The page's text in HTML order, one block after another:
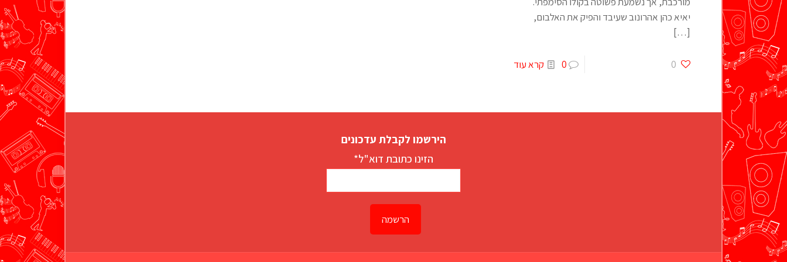
יאיא כהן אהרונוב שעיבד והפיק את האלבום,
[…]
0
0 קרא עוד
הירשמו לקבלת עדכונים
הזינו כתובת דוא"ל*